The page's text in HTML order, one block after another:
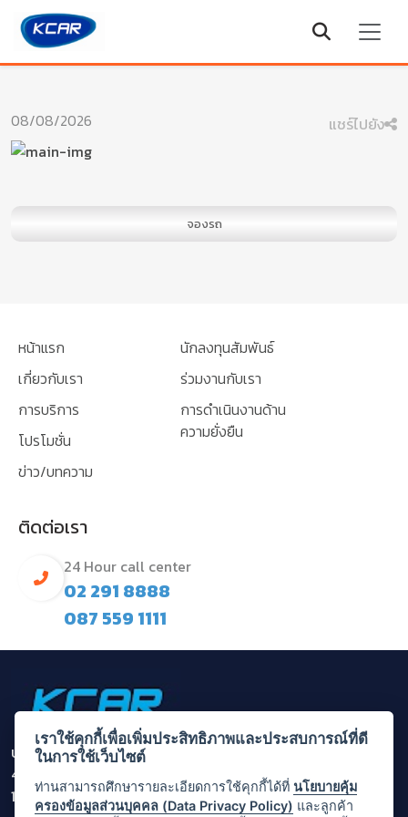
08/08/2026 แชร์ไปยัง
จองรถ
หน้าแรก
เกี่ยวกับเรา
การบริการ
โปรโมชั่น
ข่าว/บทความ
นักลงทุนสัมพันธ์
ร่วมงานกับเรา
การดำเนินงานด้าน
ความยั่งยืน
ติดต่อเรา
24 Hour call center
02 291 8888
087 559 1111
บริษัท กรุงไทยคาร์เร้นท์ แอนด์ ลีส จำกัด (มหาชน)
455/1 ถนนพระราม 3 แขวงบางโคล่ เขตบางคอแหลม กรุงเทพ
10120
เราใช้คุกกี้เพื่อเพิ่มประสิทธิภาพและประสบการณ์ที่ดี
ในการใช้เว็บไซต์
ท่านสามารถศึกษารายละเอียดการใช้คุกกี้ได้ที่นโยบายคุ้ม
ครองข้อมูลส่วนบุคคล (Data Privacy Policy) และลูกค้า